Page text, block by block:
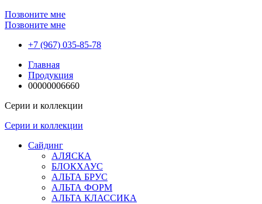
Позвоните мне
Позвоните мне
+7 (967) 035-85-78
Главная
Продукция
00000006660
Серии и коллекции
Серии и коллекции
Сайдинг
АЛЯСКА
БЛОКХАУС
АЛЬТА БРУС
АЛЬТА ФОРМ
АЛЬТА КЛАССИКА